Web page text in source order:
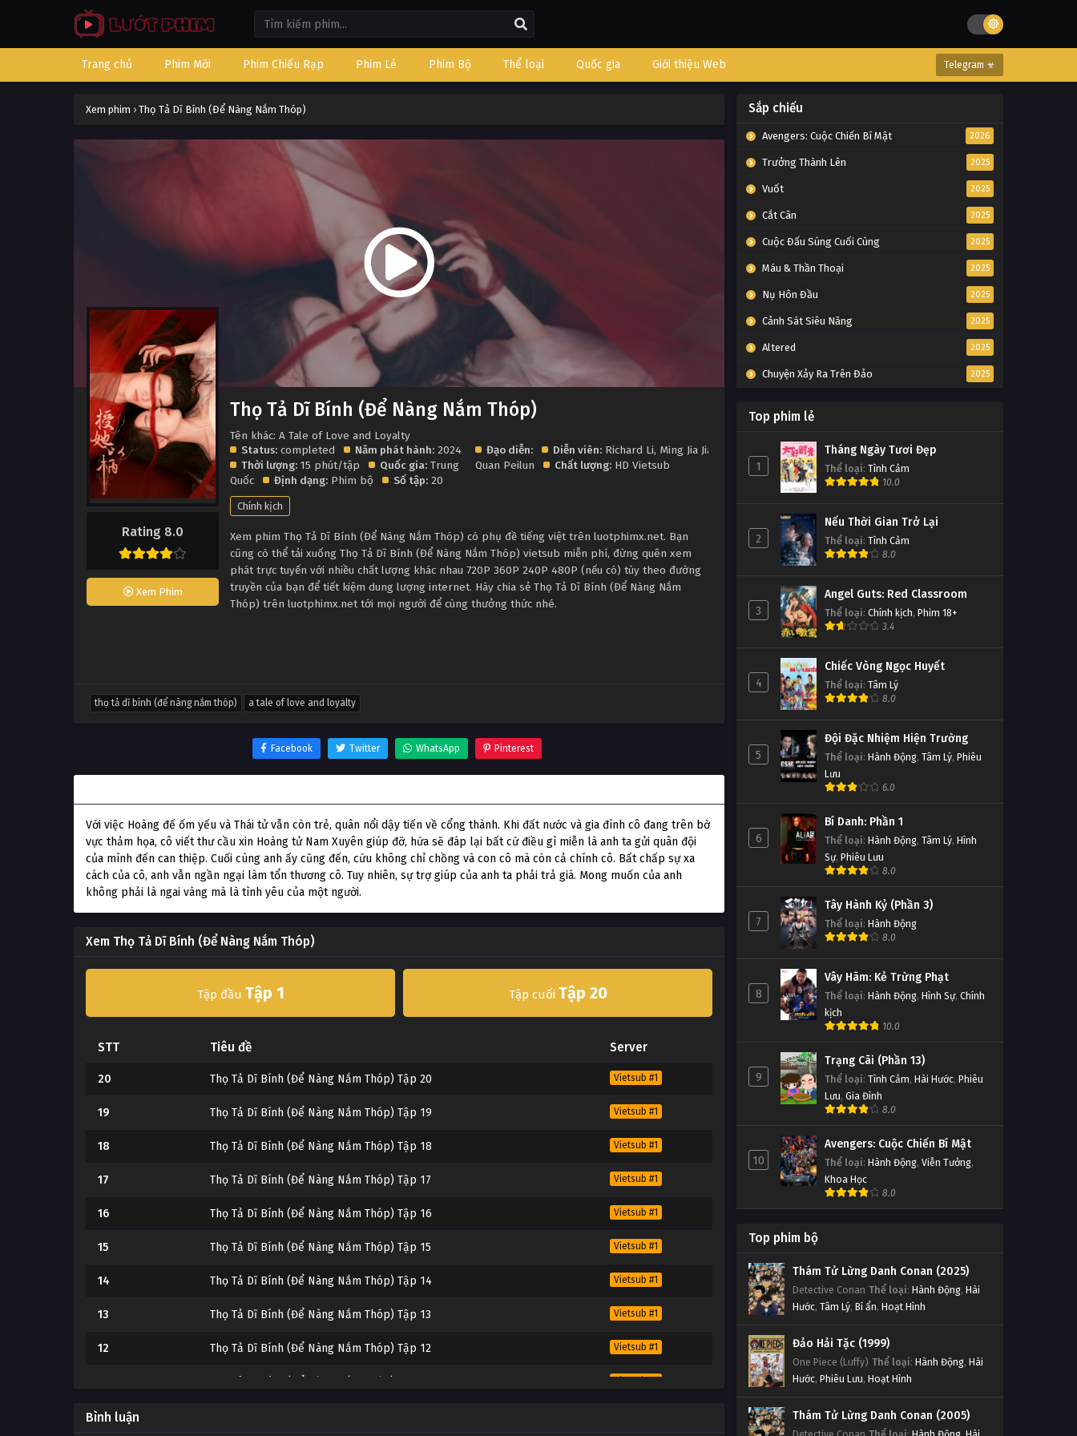
Trang chủ Phim Mới Phim Chiếu Rạp Phim Lẻ Phim Bộ Thể loại Quốc gia Giới thiệu Web Telegram ☣
Xem phim › Thọ Tả Dĩ Bính (Để Nàng Nắm Thóp)
Rating 8.0
Xem Phim
Thọ Tả Dĩ Bính (Để Nàng Nắm Thóp)
Tên khác: A Tale of Love and Loyalty
Status: completed Năm phát hành: 2024
Thời lượng: 15 phút/tập Quốc gia: Trung
Quốc
Định dạng: Phim bộ Số tập: 20
Đạo diễn: Diễn viên: Richard Li, Ming Jia Jia
Quan Peilun
Chất lượng: HD Vietsub
Chính kịch
Xem phim Thọ Tả Dĩ Bính (Để Nàng Nắm Thóp) có phụ đề tiếng việt trên luotphimx.net. Bạn
cũng có thể tải xuống Thọ Tả Dĩ Bính (Để Nàng Nắm Thóp) vietsub miễn phí, đừng quên xem
phát trực tuyến với nhiều chất lượng khác nhau 720P 360P 240P 480P (nếu có) tùy theo đường
truyền của bạn để tiết kiệm dung lượng internet. Hãy chia sẻ Thọ Tả Dĩ Bính (Để Nàng Nắm
Thóp) trên luotphimx.net tới mọi người để cùng thưởng thức nhé.
thọ tả dĩ bính (để nàng nắm thóp) a tale of love and loyalty
Facebook Twitter WhatsApp Pinterest
Với việc Hoàng đế ốm yếu và Thái tử vẫn còn trẻ, quân nổi dậy tiến về cổng thành. Khi đất nước và gia đình cô đang trên bờ
vực thảm họa, cô viết thư cầu xin Hoàng tử Nam Xuyên giúp đỡ, hứa sẽ đáp lại bất cứ điều gì miễn là anh ta gửi quân đội
của mình đến can thiệp. Cuối cùng anh ấy cũng đến, cứu không chỉ chồng và con cô mà còn cả chính cô. Bất chấp sự xa
cách của cô, anh vẫn ngần ngại làm tổn thương cô. Tuy nhiên, sự trợ giúp của anh ta phải trả giá. Mong muốn của anh
không phải là ngai vàng mà là tình yêu của một người.
Xem Thọ Tả Dĩ Bính (Để Nàng Nắm Thóp)
Tập đầu Tập 1 Tập cuối Tập 20
STT Tiêu đề Server
20 Thọ Tả Dĩ Bính (Để Nàng Nắm Thóp) Tập 20 Vietsub #1
19 Thọ Tả Dĩ Bính (Để Nàng Nắm Thóp) Tập 19 Vietsub #1
18 Thọ Tả Dĩ Bính (Để Nàng Nắm Thóp) Tập 18 Vietsub #1
17 Thọ Tả Dĩ Bính (Để Nàng Nắm Thóp) Tập 17 Vietsub #1
16 Thọ Tả Dĩ Bính (Để Nàng Nắm Thóp) Tập 16 Vietsub #1
15 Thọ Tả Dĩ Bính (Để Nàng Nắm Thóp) Tập 15 Vietsub #1
14 Thọ Tả Dĩ Bính (Để Nàng Nắm Thóp) Tập 14 Vietsub #1
13 Thọ Tả Dĩ Bính (Để Nàng Nắm Thóp) Tập 13 Vietsub #1
12 Thọ Tả Dĩ Bính (Để Nàng Nắm Thóp) Tập 12 Vietsub #1
Vietsub #1
10
Bình luận
Sắp chiếu
Avengers: Cuộc Chiến Bí Mật 2026
Trưởng Thành Lên 2025
Vuốt 2025
Cắt Cân 2025
Cuộc Đấu Súng Cuối Cùng 2025
Máu & Thần Thoại 2025
Nụ Hôn Đầu 2025
Cảnh Sát Siêu Năng 2025
Altered 2025
Chuyện Xảy Ra Trên Đảo 2025
Top phim lẻ
1
Tháng Ngày Tươi Đẹp
Thể loại: Tình Cảm
10.0
2
Nếu Thời Gian Trở Lại
Thể loại: Tình Cảm
8.0
3
Angel Guts: Red Classroom
Thể loại: Chính kịch, Phim 18+
3.4
4
Chiếc Vòng Ngọc Huyết
Thể loại: Tâm Lý
8.0
5
Đội Đặc Nhiệm Hiện Trường
Thể loại: Hành Động, Tâm Lý, Phiêu
Lưu
6.0
6
Bí Danh: Phần 1
Thể loại: Hành Động, Tâm Lý, Hình
Sự, Phiêu Lưu
8.0
7
Tây Hành Kỷ (Phần 3)
Thể loại: Hành Động
8.0
8
Vây Hãm: Kẻ Trừng Phạt
Thể loại: Hành Động, Hình Sự, Chính
kịch
10.0
9
Trạng Cãi (Phần 13)
Thể loại: Tình Cảm, Hài Hước, Phiêu
Lưu, Gia Đình
8.0
10
Avengers: Cuộc Chiến Bí Mật
Thể loại: Hành Động, Viễn Tưởng,
Khoa Học
8.0
Top phim bộ
Thám Tử Lừng Danh Conan (2025)
Detective Conan Thể loại: Hành Động, Hài
Hước, Tâm Lý, Bí ẩn, Hoạt Hình
Đảo Hải Tặc (1999)
One Piece (Luffy) Thể loại: Hành Động, Hài
Hước, Phiêu Lưu, Hoạt Hình
Thám Tử Lừng Danh Conan (2005)